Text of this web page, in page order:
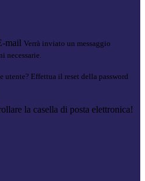
mail Verrà inviato un messaggio
necessarie.
utente? Effettua il reset della password
la casella di posta elettronica!